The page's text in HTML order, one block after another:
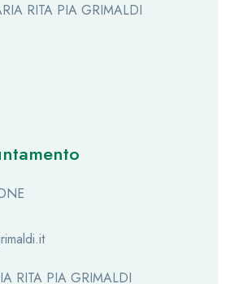
RITA PIA GRIMALDI
RITA PIA GRIMALDI